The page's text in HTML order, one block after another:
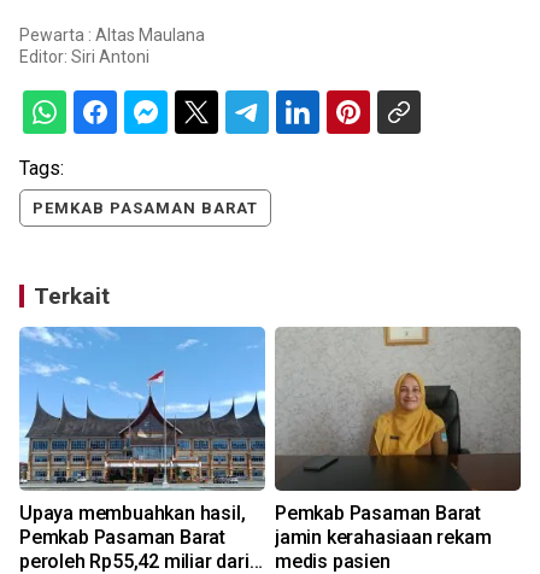
Pewarta : Altas Maulana
Editor: Siri Antoni
Tags:
PEMKAB PASAMAN BARAT
Terkait
Upaya membuahkan hasil,
Pemkab Pasaman Barat
peroleh Rp55,42 miliar dari
Pemkab Pasaman Barat
jamin kerahasiaan rekam
medis pasien